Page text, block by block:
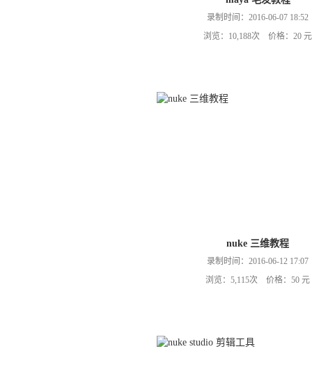
录制时间：2016-06-07 18:52
浏览：10,188次 价格：20 元
nuke 三维教程
录制时间：2016-06-12 17:07
浏览：5,115次 价格：50 元